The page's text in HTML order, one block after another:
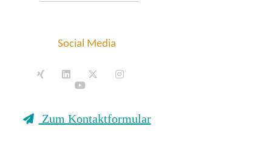
Social Media
Zum Kontaktformular